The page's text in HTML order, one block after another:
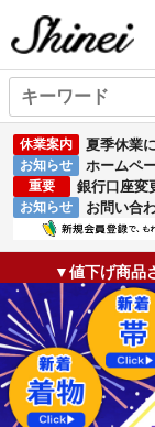
休業案内 夏季休業
お知らせ ホームペ
重要 銀行口座変
お知らせ お問い合
▼値下げ商品